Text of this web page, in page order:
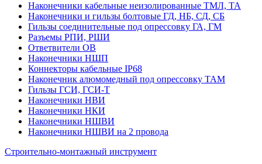
Наконечники кабельные неизолированные ТМЛ, ТА
Наконечники и гильзы болтовые ГД, НБ, СД, СБ
Гильзы соединительные под опрессовку ГА, ГМ
Разъемы РПИ, РШИ
Ответвители ОВ
Наконечники НШП
Коннекторы кабельные IP68
Наконечник алюмомедный под опрессовку ТАМ
Гильзы ГСИ, ГСИ-Т
Наконечники НВИ
Наконечники НКИ
Наконечники НШВИ
Наконечники НШВИ на 2 провода
Строительно-монтажный инструмент